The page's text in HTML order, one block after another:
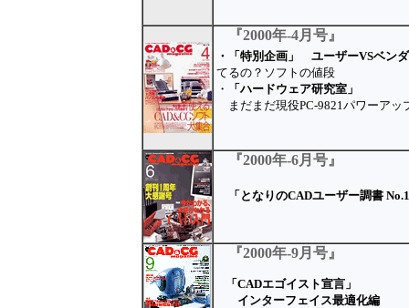
『2000年-4月号』
・「特別企画」 ユーザーVSベン
てるの？ソフトの値段
・
「ハードウェア研究室」
まだまだ現役PC-9821パワーアッ
『2000年-6月号』
「となりのCADユーザー調書
『2000年-9月号』
「CADエゴイスト宣言」
インターフェイス最適化編